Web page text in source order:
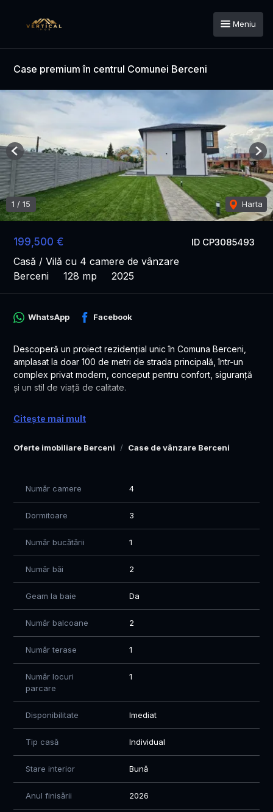
Meniu
Case premium în centrul Comunei Berceni
ID CP3085493
199,500 €
Casă / Vilă cu 4 camere de vânzare
Berceni
128 mp 2025
1 / 15 Harta
Previous
Oferte imobiliare Berceni Case de vânzare Berceni
WhatsApp Facebook
Descoperă un proiect rezidențial unic în Comuna Berceni,
amplasat la doar 100 de metri de strada principală, într-un
complex privat modern, conceput pentru confort, siguranță
și un stil de viață de calitate.
✅ Case spațioase, cu 125 mp utili
✅ Construcții realizate exclusiv cu materiale premium
Doar 1 minut până la școală
3 minut până la primărie
Acces facil către București și principalele artere de circulație
Dacă îți dorești o locuință modernă, într-o comunitate selectă
și bine organizată, aceasta este alegerea ideală pentru tine
și familia ta.
Mihaela
Citește mai mult
Număr camere 4
Dormitoare 3
Număr bucătării 1
Număr băi 2
Geam la baie Da
Număr balcoane 2
Număr terase 1
Număr locuri
parcare
1
Disponibilitate Imediat
Tip casă Individual
Stare interior Bună
Anul finisării 2026